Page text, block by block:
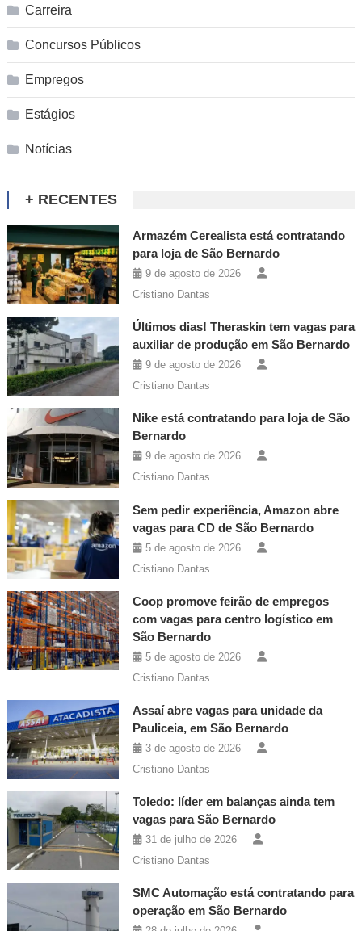
Carreira
Concursos Públicos
Empregos
Estágios
Notícias
+ RECENTES
Armazém Cerealista está contratando
para loja de São Bernardo
9 de agosto de 2026
Cristiano Dantas
Últimos dias! Theraskin tem vagas para
auxiliar de produção em São Bernardo
9 de agosto de 2026
Cristiano Dantas
Nike está contratando para loja de São
Bernardo
9 de agosto de 2026
Cristiano Dantas
Sem pedir experiência, Amazon abre
vagas para CD de São Bernardo
5 de agosto de 2026
Cristiano Dantas
Coop promove feirão de empregos
com vagas para centro logístico em
São Bernardo
5 de agosto de 2026
Cristiano Dantas
Assaí abre vagas para unidade da
Pauliceia, em São Bernardo
3 de agosto de 2026
Cristiano Dantas
Toledo: líder em balanças ainda tem
vagas para São Bernardo
31 de julho de 2026
Cristiano Dantas
SMC Automação está contratando para
operação em São Bernardo